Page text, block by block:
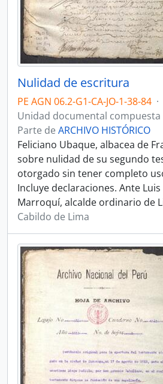
Nulidad de escritura
PE AGN 06.2-G1-CA-JO-1-38-84 ·
Unidad documental compuesta
Parte de ARCHIVO HISTÓRICO
Feliciano Ubaque, albacea de
sobre nulidad de su segundo
otorgado sin tener completo
Incluye declaraciones. Ante
Marroquí, alcalde ordinario de
Cabildo de Lima